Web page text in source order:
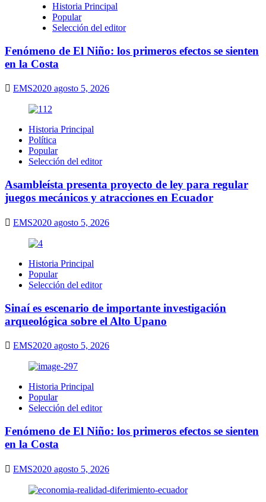
Historia Principal
Popular
Selección del editor
Fenómeno de El Niño: los primeros efectos se sienten
en la Costa
EMS2020 agosto 5, 2026
Historia Principal
Política
Popular
Selección del editor
Asambleísta presenta proyecto de ley para regular
juegos mecánicos y atracciones en Ecuador
EMS2020 agosto 5, 2026
Historia Principal
Popular
Selección del editor
Sinaí es escenario de importante investigación
arqueológica sobre el Alto Upano
EMS2020 agosto 5, 2026
Historia Principal
Popular
Selección del editor
Fenómeno de El Niño: los primeros efectos se sienten
en la Costa
EMS2020 agosto 5, 2026